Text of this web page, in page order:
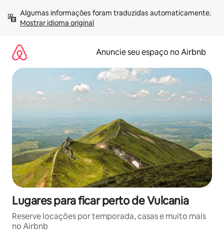
para
Mostrar idioma original
Anuncie seu espaço no Airbnb
Lugares para ficar perto de Vulcania
Reserve locações por temporada, casas e muito mais
no Airbnb